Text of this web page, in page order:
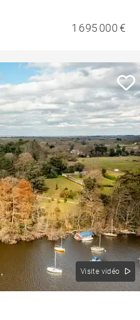
1 695 000 €
Visite vidéo